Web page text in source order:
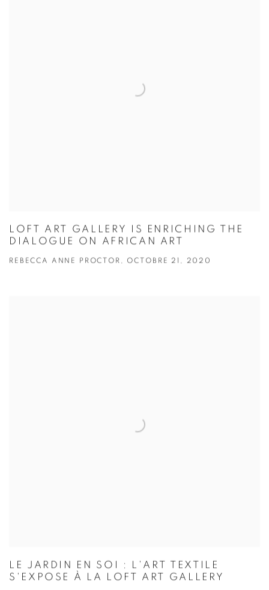
LOFT ART GALLERY IS ENRICHING THE
DIALOGUE ON AFRICAN ART
REBECCA ANNE PROCTOR, OCTOBRE 21, 2020
LE JARDIN EN SOI : L'ART TEXTILE
S'EXPOSE À LA LOFT ART GALLERY